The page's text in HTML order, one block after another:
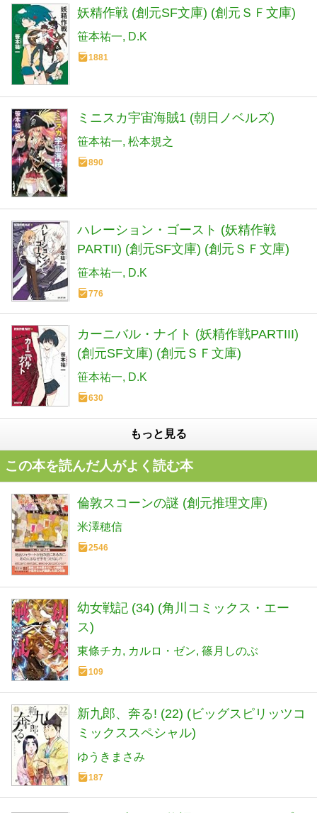
妖精作戦 (創元SF文庫) (創元ＳＦ文庫)
笹本祐一 D.K
1881
ミニスカ宇宙海賊1 (朝日ノベルズ)
笹本祐一 松本規之
890
ハレーション・ゴースト (妖精作戦
PARTII) (創元SF文庫) (創元ＳＦ文庫)
笹本祐一 D.K
776
カーニバル・ナイト (妖精作戦PARTIII)
(創元SF文庫) (創元ＳＦ文庫)
笹本祐一 D.K
630
もっと見る
この本を読んだ人がよく読む本
倫敦スコーンの謎 (創元推理文庫)
米澤穂信
2546
幼女戦記 (34) (角川コミックス・エー
ス)
東條チカ カルロ・ゼン 篠月しのぶ
109
新九郎、奔る! (22) (ビッグスピリッツコ
ミックススペシャル)
ゆうきまさみ
187